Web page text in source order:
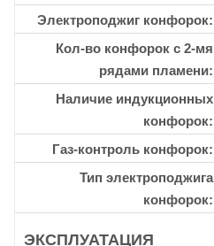
Электроподжиг конфорок
Кол-во конфорок с 2-мя
рядами пламени
Наличие индукционных
конфорок
Газ-контроль конфорок
Тип электроподжига
конфорок
ЭКСПЛУАТАЦИЯ